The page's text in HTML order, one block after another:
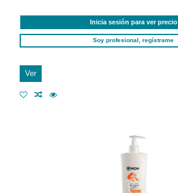
Inicia sesión para ver precio
Soy profesional, regístrame
Ver